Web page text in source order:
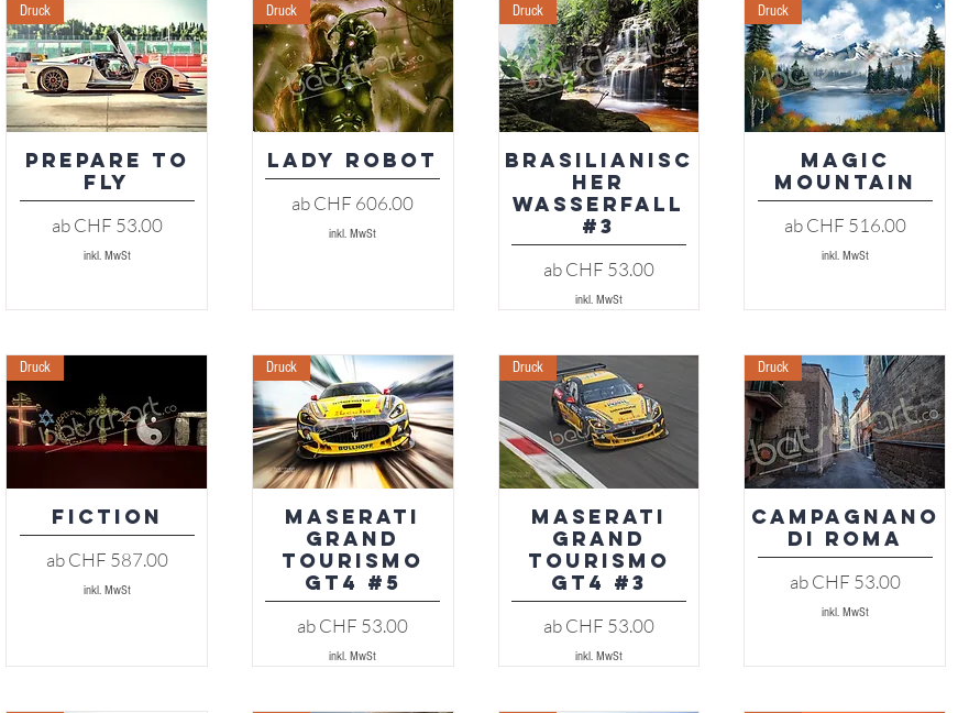
Schnellansicht
Druck
Prepare to
Fly
abCHF 53.00
Sale-Preis
inkl. MwSt
Schnellansicht
Druck
Lady Robot
abCHF 606.00
Sale-Preis
inkl. MwSt
Schnellansicht
Druck
Brasilianisc
her
Wasserfall
#3
abCHF 53.00
Sale-Preis
inkl. MwSt
Schnellansicht
Druck
Magic
Mountain
abCHF 516.00
Sale-Preis
inkl. MwSt
Schnellansicht
Druck
Fiction
abCHF 587.00
Sale-Preis
inkl. MwSt
Schnellansicht
Druck
Maserati
Grand
Tourismo
GT4 #5
abCHF 53.00
Sale-Preis
inkl. MwSt
Schnellansicht
Druck
Maserati
Grand
Tourismo
GT4 #3
abCHF 53.00
Sale-Preis
inkl. MwSt
Schnellansicht
Druck
Campagnano
di roma
abCHF 53.00
Sale-Preis
inkl. MwSt